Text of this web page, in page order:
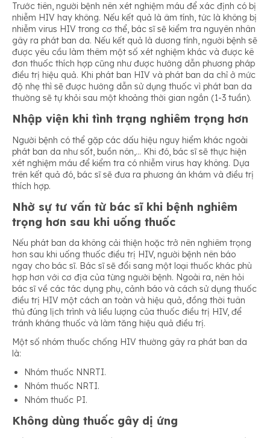
Trước tiên, người bệnh nên xét nghiệm máu để xác định có bị
nhiễm HIV hay không. Nếu kết quả là âm tính, tức là không bị
nhiễm virus HIV trong cơ thể, bác sĩ sẽ kiểm tra nguyên nhân
gây ra phát ban da. Nếu kết quả là dương tính, người bệnh sẽ
được yêu cầu làm thêm một số xét nghiệm khác và được kê
đơn thuốc thích hợp cũng như được hướng dẫn phương pháp
điều trị hiệu quả. Khi phát ban HIV và phát ban da chỉ ở mức
độ nhẹ thì sẽ được hướng dẫn sử dụng thuốc vì phát ban da
thường sẽ tự khỏi sau một khoảng thời gian ngắn (1-3 tuần).
Nhập viện khi tình trạng nghiêm trọng hơn
Người bệnh có thể gặp các dấu hiệu nguy hiểm khác ngoài
phát ban da như sốt, buồn nôn,… Khi đó, bác sĩ sẽ thực hiện
xét nghiệm máu để kiểm tra có nhiễm virus hay không. Dựa
trên kết quả đó, bác sĩ sẽ đưa ra phương án khám và điều trị
thích hợp.
Nhờ sự tư vấn từ bác sĩ khi bệnh nghiêm
trọng hơn sau khi uống thuốc
Nếu phát ban da không cải thiện hoặc trở nên nghiêm trọng
hơn sau khi uống thuốc điều trị HIV, người bệnh nên báo
ngay cho bác sĩ. Bác sĩ sẽ đổi sang một loại thuốc khác phù
hợp hơn với cơ địa của từng người bệnh. Ngoài ra, nên hỏi
bác sĩ về các tác dụng phụ, cảnh báo và cách sử dụng thuốc
điều trị HIV một cách an toàn và hiệu quả, đồng thời tuân
thủ đúng lịch trình và liều lượng của thuốc điều trị HIV, để
tránh kháng thuốc và làm tăng hiệu quả điều trị.
Một số nhóm thuốc chống HIV thường gây ra phát ban da
là:
Nhóm thuốc NNRTI.
Nhóm thuốc NRTI.
Nhóm thuốc PI.
Không dùng thuốc gây dị ứng